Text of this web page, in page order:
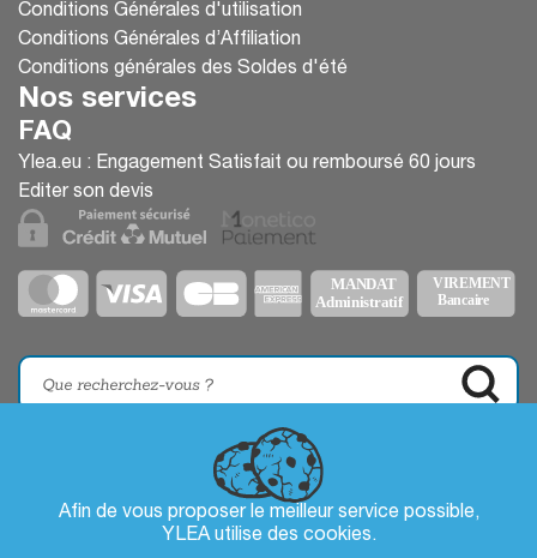
Afin de vous proposer le meilleur service possible,
YLEA utilise des cookies.
Conditions Générales d'utilisation
Conditions Générales d’Affiliation
Conditions générales des Soldes d'été
Nos services
FAQ
Ylea.eu : Engagement Satisfait ou remboursé 60 jours
Editer son devis